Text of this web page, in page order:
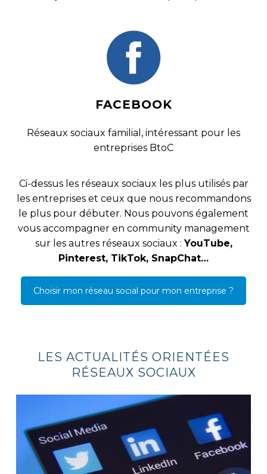
FACEBOOK
Réseaux sociaux familial, intéressant pour les
entreprises BtoC
Ci-dessus les réseaux sociaux les plus utilisés par
les entreprises et ceux que nous recommandons
le plus pour débuter. Nous pouvons également
vous accompagner en community management
sur les autres réseaux sociaux :YouTube,
Pinterest, TikTok, SnapChat…
Choisir mon réseau social pour mon entreprise ?
LES ACTUALITÉS ORIENTÉES
RÉSEAUX SOCIAUX